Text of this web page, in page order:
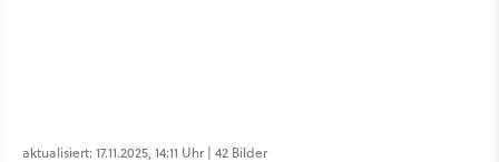
aktualisiert: 17.11.2025, 14:11 Uhr | 42 Bilder